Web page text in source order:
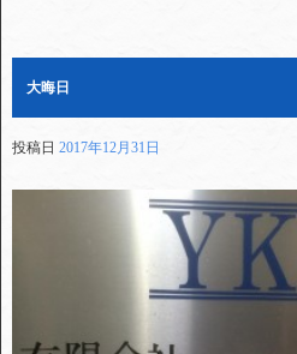
大晦日
投稿日 2017年12月31日